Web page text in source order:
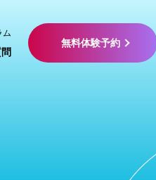
ム
無料体験予約